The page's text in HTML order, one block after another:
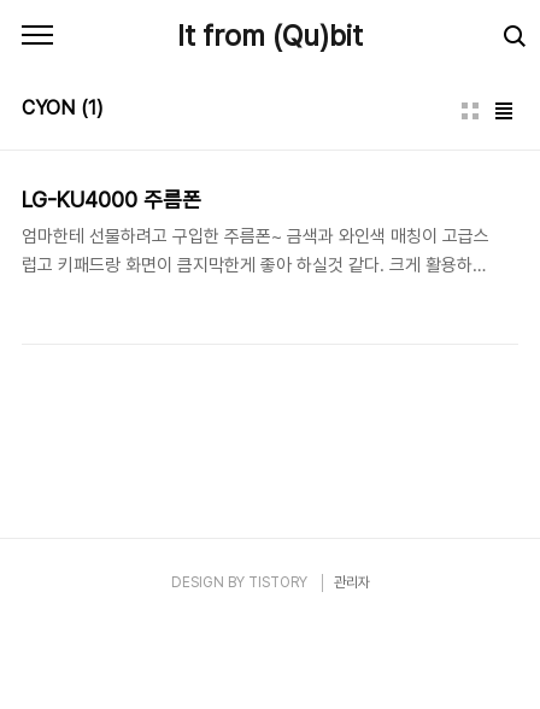
It from (Qu)bit
CYON (1)
LG-KU4000 주름폰
엄마한테 선물하려고 구입한 주름폰~ 금색과 와인색 매칭이 고급스
럽고 키패드랑 화면이 큼지막한게 좋아 하실것 같다. 크게 활용하시
DESIGN BY TISTORY 관리자